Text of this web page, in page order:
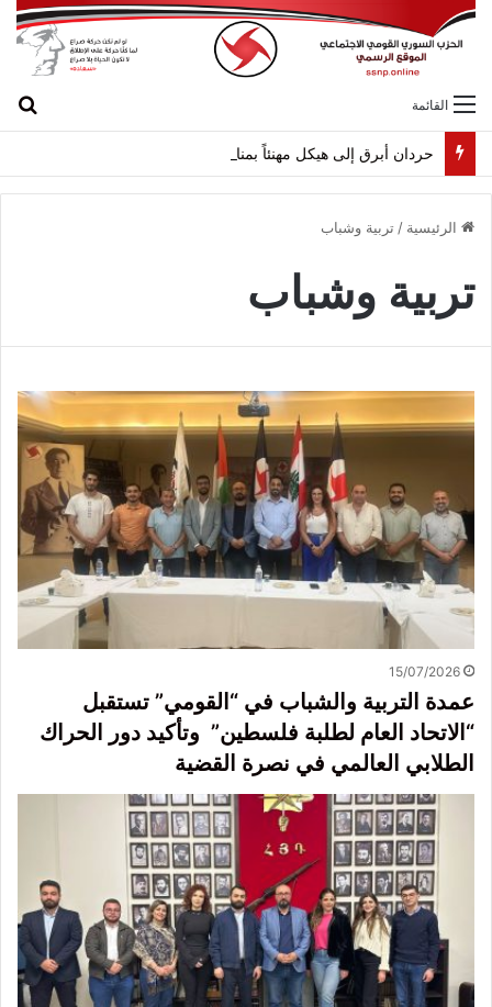
القائمة
حردان أبرق إلى هيكل مهنئاً بمناسبة عيد الجيش
الرئيسية /تربية وشباب
تربية وشباب
15/07/2026
عمدة التربية والشباب في “القومي” تستقبل
“الاتحاد العام لطلبة فلسطين” وتأكيد دور الحراك
الطلابي العالمي في نصرة القضية